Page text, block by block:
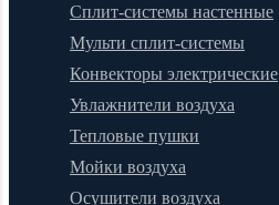
Сплит-системы настенные
Мульти сплит-системы
Конвекторы электрические
Увлажнители воздуха
Тепловые пушки
Мойки воздуха
Осушители воздуха